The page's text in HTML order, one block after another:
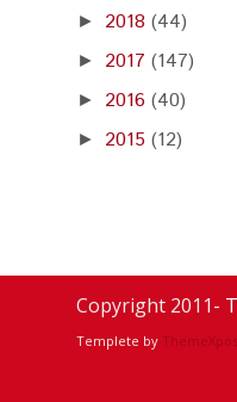
► 2018 (44)
► 2017 (147)
► 2016 (40)
► 2015 (12)
Copyright 2011-
Templete by